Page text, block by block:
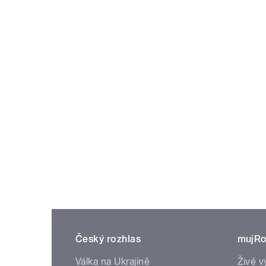
Český rozhlas
Válka na Ukrajině
Živé